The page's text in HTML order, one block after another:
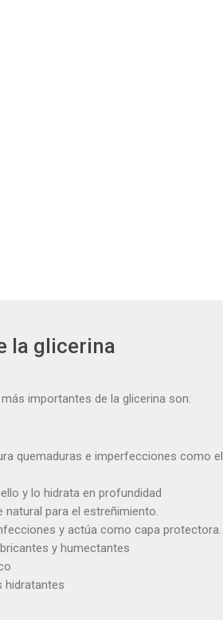
la glicerina
importantes de la glicerina son:
quemaduras e imperfecciones como el
y lo hidrata en profundidad
natural para el estreñimiento.
y actúa como capa protectora.
y humectantes
hidratantes